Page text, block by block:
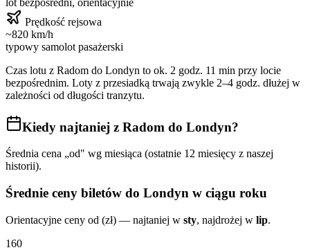
Prędkość rejsowa
~820 km/h
typowy samolot pasażerski
Czas lotu z Radom do Londyn to ok. 2 godz. 11 min przy locie
bezpośrednim. Loty z przesiadką trwają zwykle 2–4 godz. dłużej w
zależności od długości tranzytu.
Kiedy najtaniej z Radom do Londyn?
Średnia cena „od" wg miesiąca (ostatnie 12 miesięcy z naszej
historii).
Średnie ceny biletów do Londyn w ciągu roku
Orientacyjne ceny od (zł) — najtaniej w sty, najdrożej w lip.
160